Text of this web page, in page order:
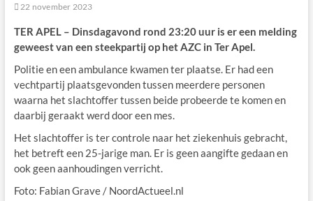
22 november 2023
TER APEL – Dinsdagavond rond 23:20 uur is er een melding
geweest van een steekpartij op het AZC in Ter Apel.
Politie en een ambulance kwamen ter plaatse. Er had een
vechtpartij plaatsgevonden tussen meerdere personen
waarna het slachtoffer tussen beide probeerde te komen en
daarbij geraakt werd door een mes.
Het slachtoffer is ter controle naar het ziekenhuis gebracht,
het betreft een 25-jarige man. Er is geen aangifte gedaan en
ook geen aanhoudingen verricht.
Foto: Fabian Grave / NoordActueel.nl